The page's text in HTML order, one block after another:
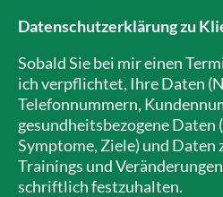
Datenschutzerklärung zu
Sobald Sie bei mir einen
ich verpflichtet, Ihre Daten
Telefonnummern,
gesundheitsbezogene Daten
Symptome, Ziele) und Daten
Trainings und
schriftlich festzuhalten.